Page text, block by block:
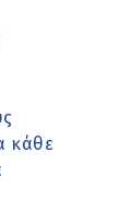
κάθε